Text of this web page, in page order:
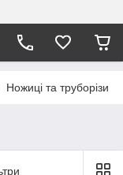
Ножиці та труборізи